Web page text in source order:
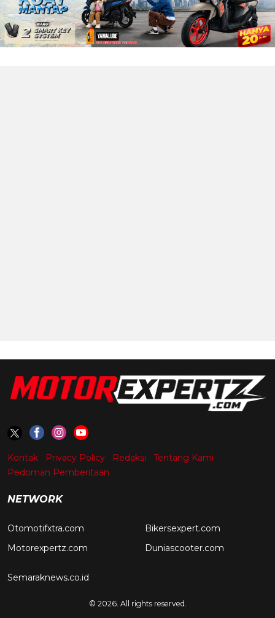
Kontak Privacy Policy Redaksi
Tentang Kami
Pedoman Pemberitaan
NETWORK
Otomotifxtra.com
Motorexpertz.com
Bikersexpert.com
Duniascooter.com
Semaraknews.co.id
© 2026. All rights reserved.